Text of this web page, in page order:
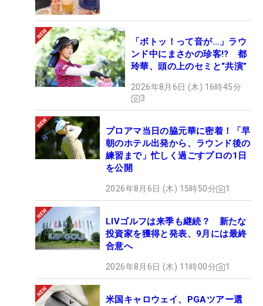
「ボトッ！って音が…」ラウ
ンド中にまさかの珍客!? 都
玲華、頭の上のセミと“共演”
2026年8月6日 (木) 16時45分
3
プロアマ当日の脇元華に密着！「早
朝のホテル出発から、ラウンド後の
練習まで」忙しく過ごすプロの1日
を公開
2026年8月6日 (木) 15時50分 1
LIVゴルフは来季も継続？ 新たな
投資家を獲得と発表、9月には最終
合意へ
2026年8月6日 (木) 11時00分 1
米国キャロウェイ、PGAツアー選